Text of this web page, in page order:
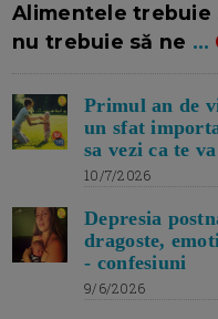
Alimentele trebuie
nu trebuie să ne ...
Primul an de
un sfat
sa vezi ca te
10/7/2026
Depresia
dragoste,
- confesiuni
9/6/2026